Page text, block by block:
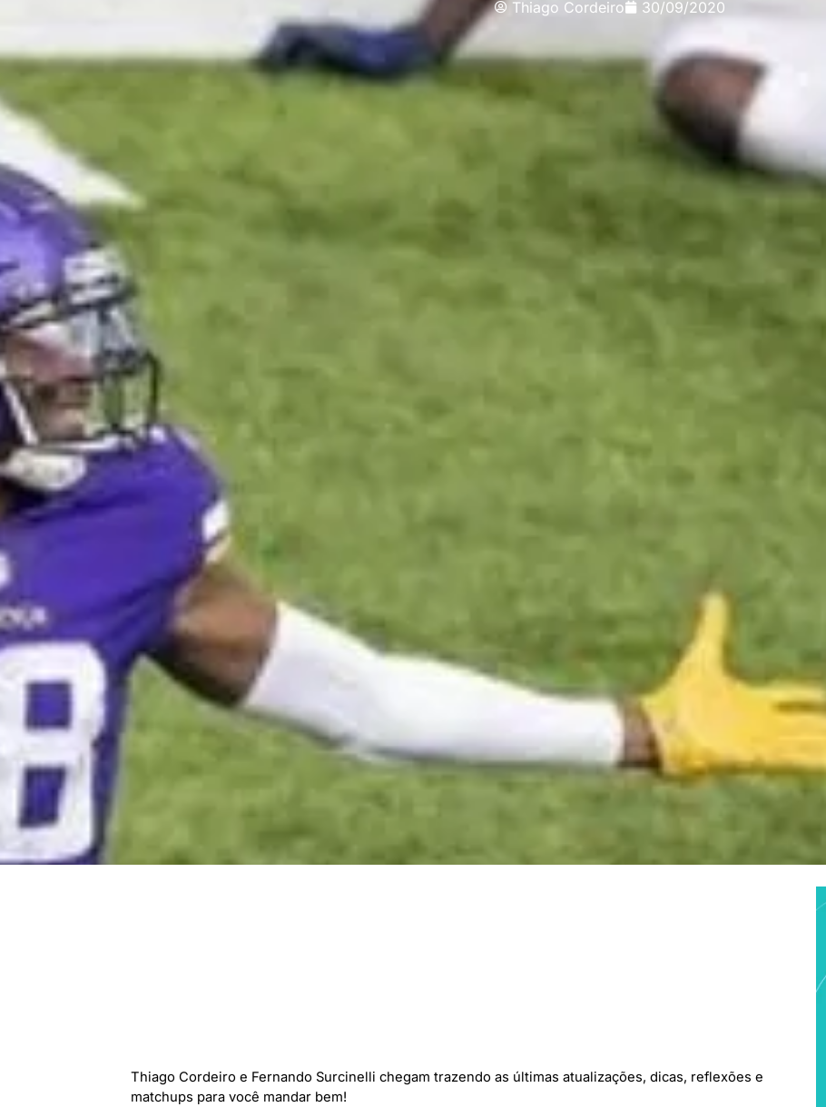
Thiago Cordeiro 30/09/2020
Thiago Cordeiro e Fernando Surcinelli chegam trazendo as últimas atualizações, dicas, reflexões e
matchups para você mandar bem!